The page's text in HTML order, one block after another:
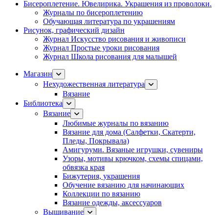
Бисероплетение. Ювелирика. Украшения из проволоки.
Журналы по бисероплетению
Обучающая литература по украшениям
Рисунок, графический дизайн
Журнал Искусство рисования и живописи
Журнал Простые уроки рисования
Журнал Школа рисования для малышей
Магазин
Нехудожественная литература
Вязание
Библиотека
Вязание
Любимые журналы по вязанию
Вязание для дома (Салфетки, Скатерти,
Пледы, Покрывала)
Амигуруми. Вязаные игрушки, сувениры
Узоры, мотивы крючком, схемы спицами,
обвязка края
Бижутерия, украшения
Обучение вязанию для начинающих
Коллекции по вязанию
Вязание одежды, аксессуаров
Вышивание